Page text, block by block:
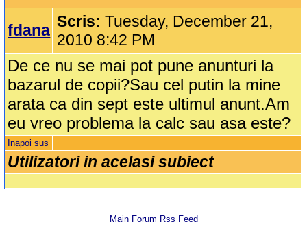
fdana Scris:Tuesday, December 21,
2010 8:42 PM
De ce nu se mai pot pune anunturi la
bazarul de copii?Sau cel putin la mine
arata ca din sept este ultimul anunt.Am
eu vreo problema la calc sau asa este?
Inapoi sus
Utilizatori in acelasi subiect
Main Forum Rss Feed